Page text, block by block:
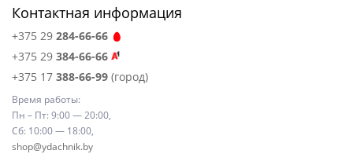
Контактная информация
+375 29 284-66-66
+375 29 384-66-66
+375 17 388-66-99 (город)
Время работы:
Пн – Пт: 9:00 — 20:00,
Сб: 10:00 — 18:00,
shop@ydachnik.by